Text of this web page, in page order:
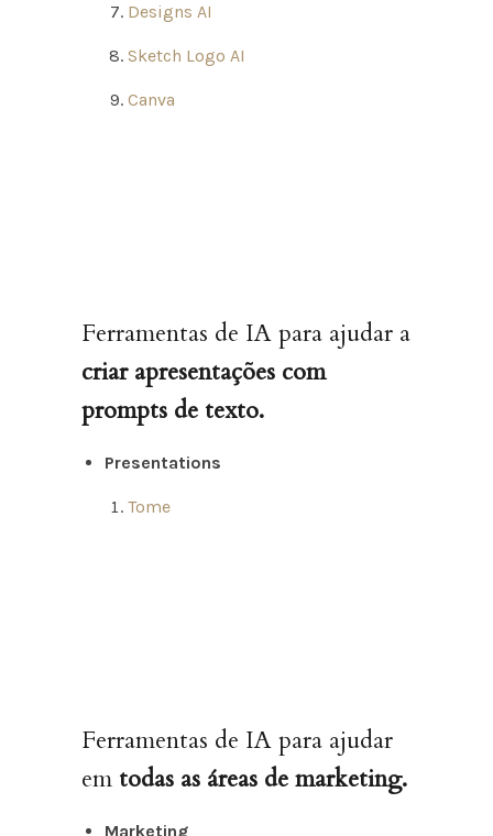
Designs AI
Sketch Logo AI
Canva
Ferramentas de IA para ajudar a
criar apresentações com
prompts de texto.
Presentations
Tome
Ferramentas de IA para ajudar
em todas as áreas de marketing.
Marketing